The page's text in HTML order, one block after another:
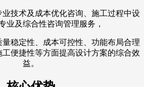
技术及成本优化咨询、施工过程中设
业及综合性咨询管理服务，
稳定性、成本可控性、功能布局合理
便捷性等方面提高设计方案的综合效
益。